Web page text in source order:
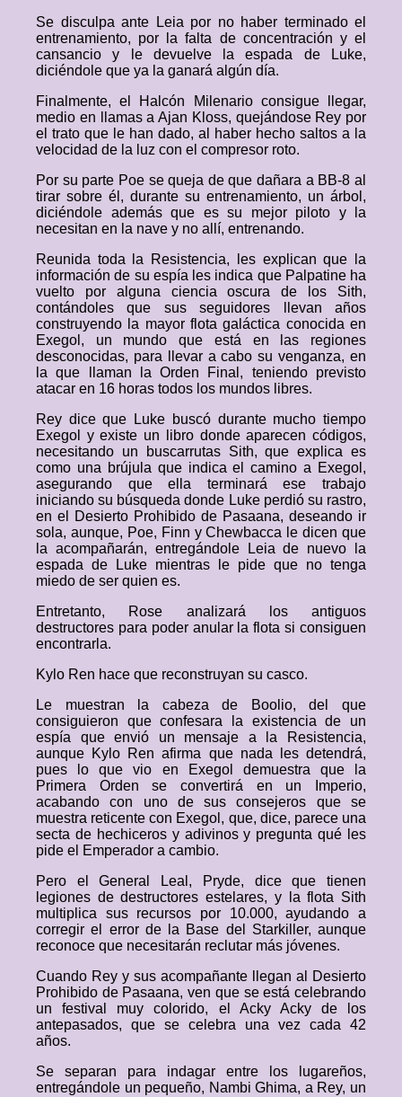
Se disculpa ante Leia por no haber terminado el
entrenamiento, por la falta de concentración y el
cansancio y le devuelve la espada de Luke,
diciéndole que ya la ganará algún día.
Finalmente, el Halcón Milenario consigue llegar,
medio en llamas a Ajan Kloss, quejándose Rey por
el trato que le han dado, al haber hecho saltos a la
velocidad de la luz con el compresor roto.
Por su parte Poe se queja de que dañara a BB-8 al
tirar sobre él, durante su entrenamiento, un árbol,
diciéndole además que es su mejor piloto y la
necesitan en la nave y no allí, entrenando.
Reunida toda la Resistencia, les explican que la
información de su espía les indica que Palpatine ha
vuelto por alguna ciencia oscura de los Sith,
contándoles que sus seguidores llevan años
construyendo la mayor flota galáctica conocida en
Exegol, un mundo que está en las regiones
desconocidas, para llevar a cabo su venganza, en
la que llaman la Orden Final, teniendo previsto
atacar en 16 horas todos los mundos libres.
Rey dice que Luke buscó durante mucho tiempo
Exegol y existe un libro donde aparecen códigos,
necesitando un buscarrutas Sith, que explica es
como una brújula que indica el camino a Exegol,
asegurando que ella terminará ese trabajo
iniciando su búsqueda donde Luke perdió su rastro,
en el Desierto Prohibido de Pasaana, deseando ir
sola, aunque, Poe, Finn y Chewbacca le dicen que
la acompañarán, entregándole Leia de nuevo la
espada de Luke mientras le pide que no tenga
miedo de ser quien es.
Entretanto, Rose analizará los antiguos
destructores para poder anular la flota si consiguen
encontrarla.
Kylo Ren hace que reconstruyan su casco.
Le muestran la cabeza de Boolio, del que
consiguieron que confesara la existencia de un
espía que envió un mensaje a la Resistencia,
aunque Kylo Ren afirma que nada les detendrá,
pues lo que vio en Exegol demuestra que la
Primera Orden se convertirá en un Imperio,
acabando con uno de sus consejeros que se
muestra reticente con Exegol, que, dice, parece una
secta de hechiceros y adivinos y pregunta qué les
pide el Emperador a cambio.
Pero el General Leal, Pryde, dice que tienen
legiones de destructores estelares, y la flota Sith
multiplica sus recursos por 10.000, ayudando a
corregir el error de la Base del Starkiller, aunque
reconoce que necesitarán reclutar más jóvenes.
Cuando Rey y sus acompañante llegan al Desierto
Prohibido de Pasaana, ven que se está celebrando
un festival muy colorido, el Acky Acky de los
antepasados, que se celebra una vez cada 42
años.
Se separan para indagar entre los lugareños,
entregándole un pequeño, Nambi Ghima, a Rey, un